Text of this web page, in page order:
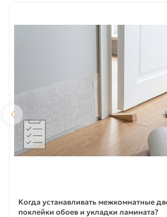
Когда устанавливать межкомнатные
поклейки обоев и укладки ламината?